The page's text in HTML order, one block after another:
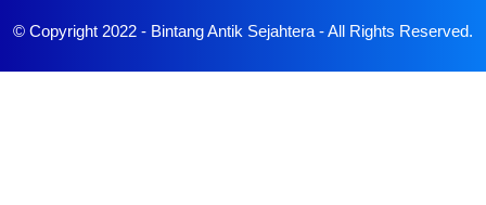
© Copyright 2022 - Bintang Antik Sejahtera- All Rights Reserved.